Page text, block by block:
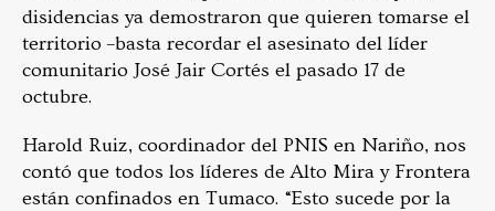
disidencias ya demostraron que quieren tomarse el
territorio –basta recordar el asesinato del líder
comunitario José Jair Cortés el pasado 17 de
octubre.
Harold Ruiz, coordinador del PNIS en Nariño, nos
contó que todos los líderes de Alto Mira y Frontera
están confinados en Tumaco. “Esto sucede por la